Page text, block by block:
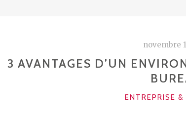
novembre
3 AVANTAGES D’UN
CATÉGORIES
ENTREPRISE